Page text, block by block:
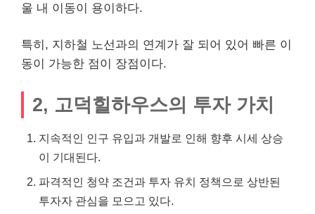
울 내 이동이 용이하다.
특히, 지하철 노선과의 연계가 잘 되어 있어 빠른 이
동이 가능한 점이 장점이다.
2, 고덕힐하우스의 투자 가치
지속적인 인구 유입과 개발로 인해 향후 시세 상승
이 기대된다.
파격적인 청약 조건과 투자 유치 정책으로 상반된
투자자 관심을 모으고 있다.